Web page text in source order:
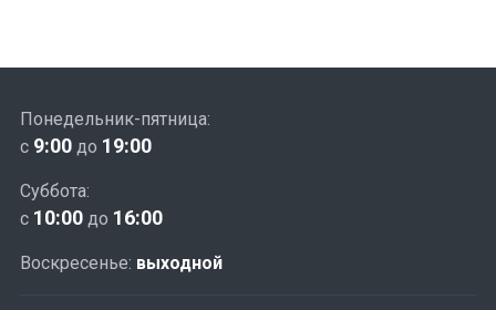
Понедельник-пятница:
с 9:00 до 19:00
Суббота:
с 10:00 до 16:00
Воскресенье: выходной